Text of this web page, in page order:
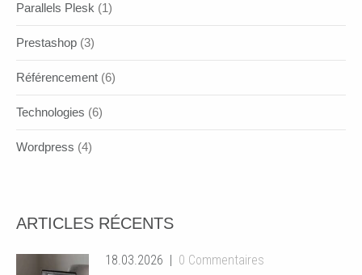
Parallels Plesk (1)
Prestashop (3)
Référencement (6)
Technologies (6)
Wordpress (4)
ARTICLES RÉCENTS
18.03.2026 0 Commentaires